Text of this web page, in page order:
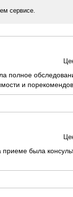
сервисе.
полное
и
была